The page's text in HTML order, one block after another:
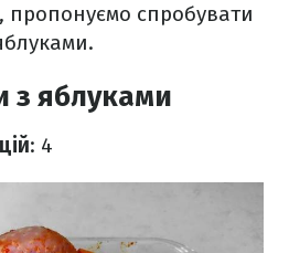
пропонуємо спробувати
з яблуками
: 4